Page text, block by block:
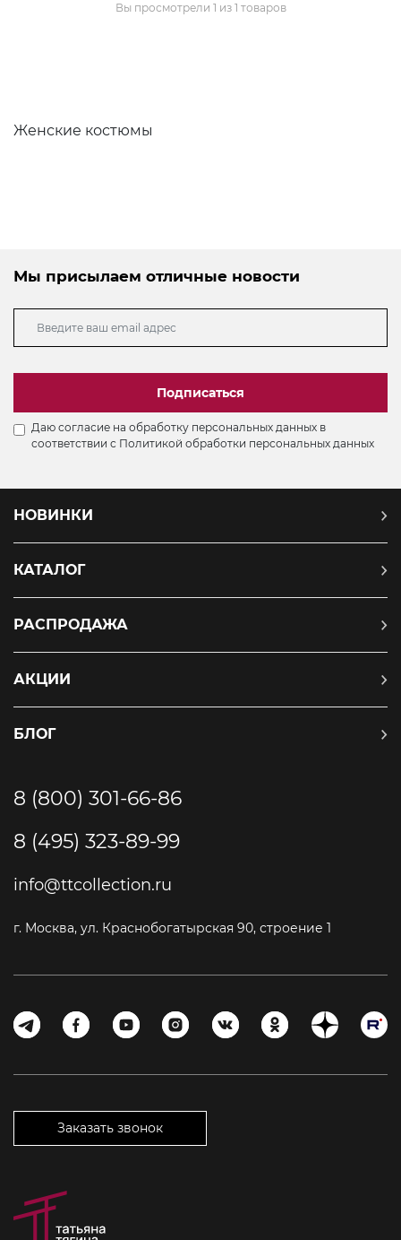
Вы просмотрели 1 из 1 товаров
Женские костюмы
Мы присылаем отличные новости
Подписаться
Даю согласие на обработку персональных данных в
соответствии с Политикой обработки персональных данных
НОВИНКИ
КАТАЛОГ
РАСПРОДАЖА
АКЦИИ
БЛОГ
8 (800) 301-66-86
8 (495) 323-89-99
info@ttcollection.ru
г. Москва, ул. Краснобогатырская 90, строение 1
Заказать звонок